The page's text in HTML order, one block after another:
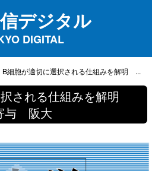
デジタル
DIGITAL
B細胞が適切に選択される仕組みを解明 ...
される仕組みを解明
与 阪大